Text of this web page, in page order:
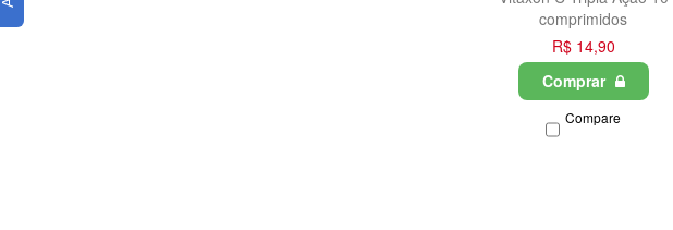
comprimidos
R$ 14,90
Comprar
Compare